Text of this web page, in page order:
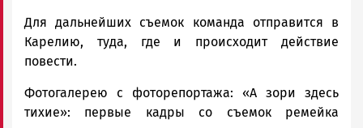
Для дальнейших съемок команда отправится в
Карелию, туда, где и происходит действие
повести.
Фотогалерею с фоторепортажа: «А зори здесь
тихие»: первые кадры со съемок ремейка